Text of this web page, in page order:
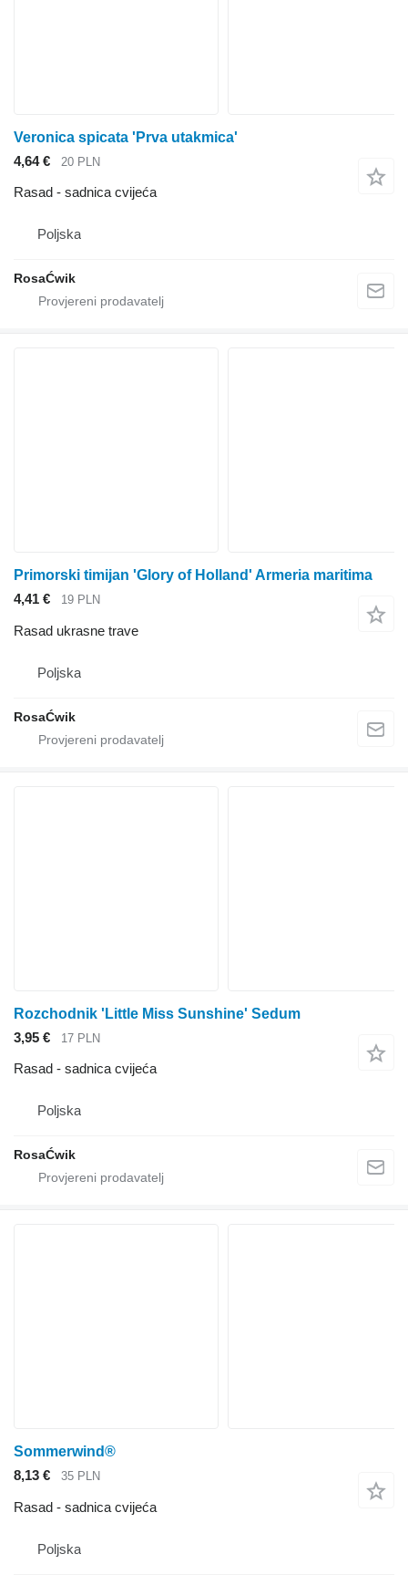
Veronica spicata 'Prva utakmica'
4,64 €
20 PLN
Rasad - sadnica cvijeća
Poljska
RosaĆwik
Primorski timijan 'Glory of Holland' Armeria maritima
4,41 €
19 PLN
Rasad ukrasne trave
Poljska
RosaĆwik
Rozchodnik 'Little Miss Sunshine' Sedum
3,95 €
17 PLN
Rasad - sadnica cvijeća
Poljska
RosaĆwik
Sommerwind®
8,13 €
35 PLN
Rasad - sadnica cvijeća
Poljska